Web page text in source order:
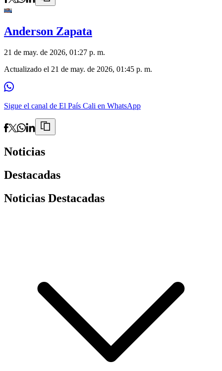
Anderson Zapata
21 de may. de 2026, 01:27 p. m.
Actualizado el 21 de may. de 2026, 01:45 p. m.
Sigue el canal de El País Cali en WhatsApp
Noticias
Destacadas
Noticias Destacadas